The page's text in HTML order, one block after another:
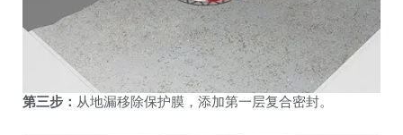
第三步： 从地漏移除保护膜，添加第一层复合密封。